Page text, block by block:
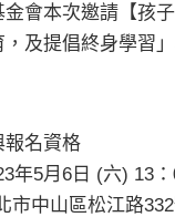
會本次邀請【孩
，及提倡終身學習
報名資格
年5月6日 (六) 13
市中山區松江路